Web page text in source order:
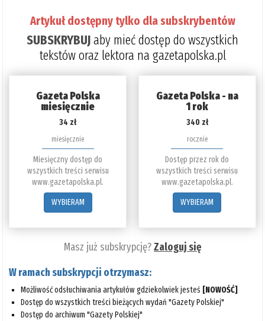
Artykuł dostępny tylko dla subskrybentów
SUBSKRYBUJaby mieć dostęp do wszystkich
tekstów oraz lektora na gazetapolska.pl
Gazeta Polska
miesięcznie
34 zł
miesięcznie
Miesięczny dostęp do
wszystkich treści serwisu
www.gazetapolska.pl.
WYBIERAM
Gazeta Polska - na
1 rok
340 zł
rocznie
Dostęp przez rok do
wszystkich treści serwisu
www.gazetapolska.pl.
WYBIERAM
Masz już subskrypcję?Zaloguj się
W ramach subskrypcji otrzymasz:
Możliwość odsłuchiwania artykułów gdziekolwiek jesteś [NOWOŚĆ]
Dostęp do wszystkich treści bieżących wydań "Gazety Polskiej"
Dostęp do archiwum "Gazety Polskiej"